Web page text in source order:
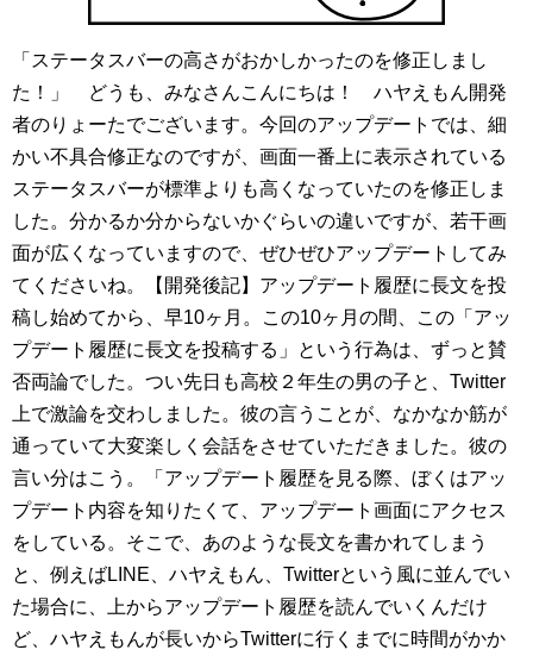
「ステータスバーの高さがおかしかったのを修正しまし
た！」 どうも、みなさんこんにちは！ ハヤえもん開発
者のりょーたでございます。今回のアップデートでは、細
かい不具合修正なのですが、画面一番上に表示されている
ステータスバーが標準よりも高くなっていたのを修正しま
した。分かるか分からないかぐらいの違いですが、若干画
面が広くなっていますので、ぜひぜひアップデートしてみ
てくださいね。【開発後記】アップデート履歴に長文を投
稿し始めてから、早10ヶ月。この10ヶ月の間、この「アッ
プデート履歴に長文を投稿する」という行為は、ずっと賛
否両論でした。つい先日も高校２年生の男の子と、Twitter
上で激論を交わしました。彼の言うことが、なかなか筋が
通っていて大変楽しく会話をさせていただきました。彼の
言い分はこう。「アップデート履歴を見る際、ぼくはアッ
プデート内容を知りたくて、アップデート画面にアクセス
をしている。そこで、あのような長文を書かれてしまう
と、例えばLINE、ハヤえもん、Twitterという風に並んでい
た場合に、上からアップデート履歴を読んでいくんだけ
ど、ハヤえもんが長いからTwitterに行くまでに時間がかか